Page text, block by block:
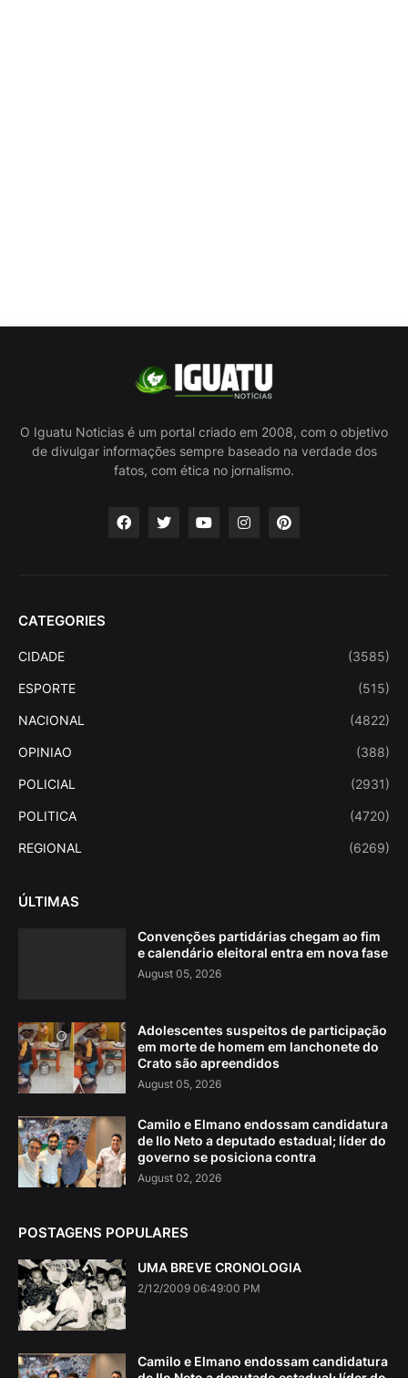
O Iguatu Noticias é um portal criado em 2008, com o objetivo
de divulgar informações sempre baseado na verdade dos
fatos, com ética no jornalismo.
CATEGORIES
CIDADE (3585)
ESPORTE (515)
NACIONAL (4822)
OPINIAO (388)
POLICIAL (2931)
POLITICA (4720)
REGIONAL (6269)
ÚLTIMAS
Convenções partidárias chegam ao fim
e calendário eleitoral entra em nova fase
August 05, 2026
Adolescentes suspeitos de participação
em morte de homem em lanchonete do
Crato são apreendidos
August 05, 2026
Camilo e Elmano endossam candidatura
de Ilo Neto a deputado estadual; líder do
governo se posiciona contra
August 02, 2026
POSTAGENS POPULARES
UMA BREVE CRONOLOGIA
2/12/2009 06:49:00 PM
Camilo e Elmano endossam candidatura